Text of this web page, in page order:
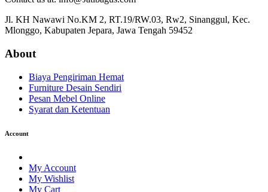
Jl. KH Nawawi No.KM 2, RT.19/RW.03, Rw2, Sinanggul, Kec.
Mlonggo, Kabupaten Jepara, Jawa Tengah 59452
About
Biaya Pengiriman Hemat
Furniture Desain Sendiri
Pesan Mebel Online
Syarat dan Ketentuan
Account
My Account
My Wishlist
My Cart